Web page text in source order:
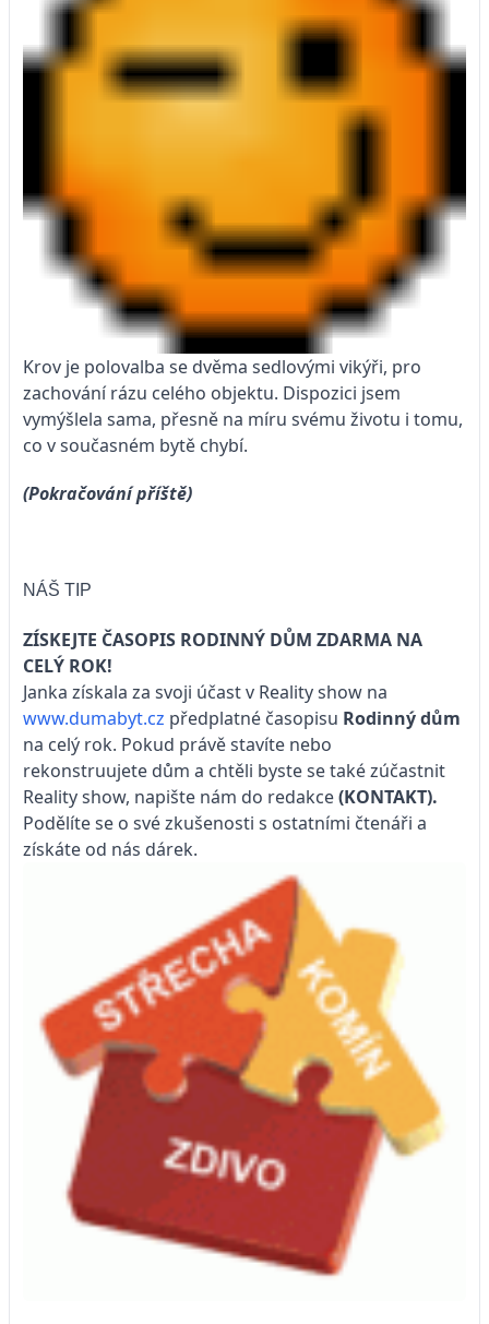
Krov je polovalba se dvěma sedlovými vikýři, pro
zachování rázu celého objektu. Dispozici jsem
vymýšlela sama, přesně na míru svému životu i tomu,
co v současném bytě chybí.
(Pokračování příště)
NÁŠ TIP
ZÍSKEJTE ČASOPIS RODINNÝ DŮM ZDARMA NA
CELÝ ROK!
Janka získala za svoji účast v Reality show na
www.dumabyt.cz předplatné časopisu Rodinný dům
na celý rok. Pokud právě stavíte nebo
rekonstruujete dům a chtěli byste se také zúčastnit
Reality show, napište nám do redakce(KONTAKT).
Podělíte se o své zkušenosti s ostatními čtenáři a
získáte od nás dárek.